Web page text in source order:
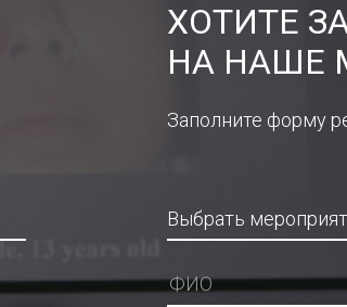
ХОТИТЕ
НА НАШЕ
Заполните форму